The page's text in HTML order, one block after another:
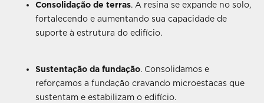
Consolidação de terras. A resina se expande no solo,
fortalecendo e aumentando sua capacidade de
suporte à estrutura do edifício.
Sustentação da fundação. Consolidamos e
reforçamos a fundação cravando microestacas que
sustentam e estabilizam o edifício.